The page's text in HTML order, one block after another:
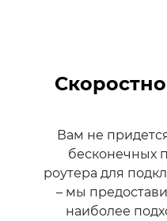
Вам не
бесконечных
роутера для
– мы
наиболее